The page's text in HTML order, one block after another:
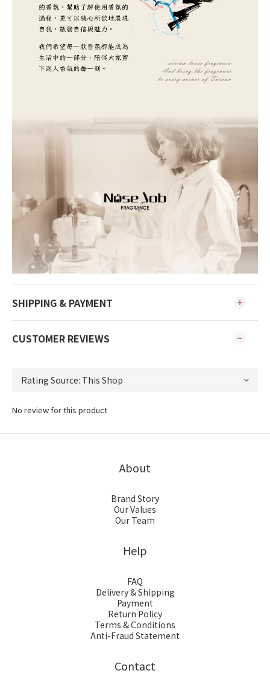
SHIPPING & PAYMENT
CUSTOMER REVIEWS
No review for this product
About
Brand Story
Our Values
Our Team
Help
FAQ
Delivery & Shipping
Payment
Return Policy
Terms & Conditions
Anti-Fraud Statement
Contact